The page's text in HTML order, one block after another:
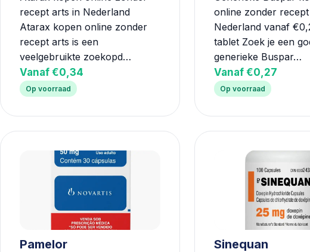
recept arts in Nederland
Atarax kopen online zonder
recept arts is een
veelgebruikte zoekopd…
Vanaf €0,34
Op voorraad
online zonder
Nederland vanaf
tablet Zoek je een
generieke Buspar…
Vanaf €0,27
Op voorraad
Pamelor Sinequan